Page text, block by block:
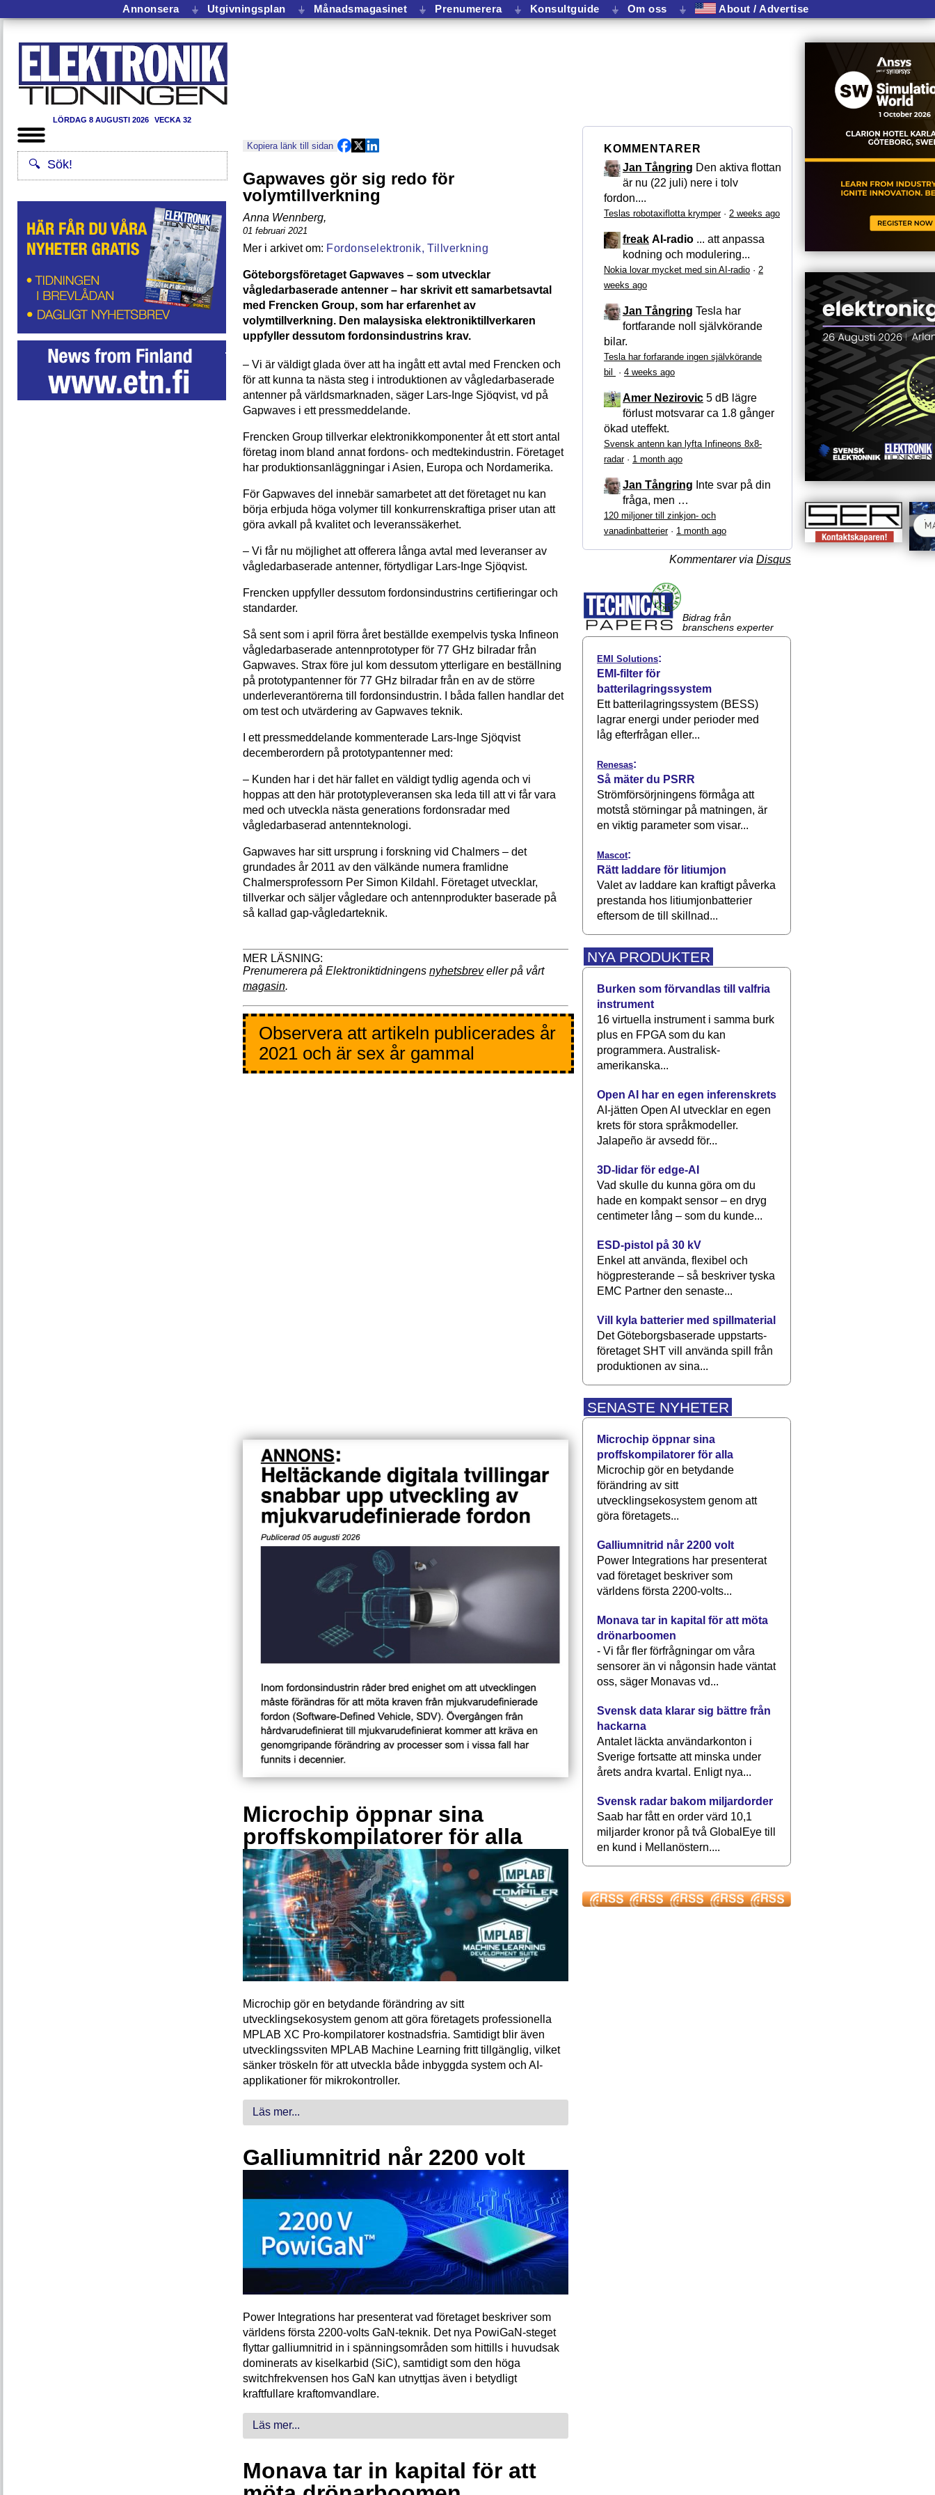
Annonsera ⏚ Utgivningsplan ⏚ Månadsmagasinet ⏚ Prenumerera ⏚ Konsultguide ⏚ Om oss ⏚ About / Advertise
LÖRDAG 8 AUGUSTI 2026 VECKA 32
Kopiera länk till sidan
Gapwaves gör sig redo för
volymtillverkning
Anna Wennberg,
01 februari 2021
Fordonselektronik, Tillverkning
Göteborgsföretaget Gapwaves – som utvecklar
vågledarbaserade antenner – har skrivit ett samarbetsavtal
med Frencken Group, som har erfarenhet av
volymtillverkning. Den malaysiska elektroniktillverkaren
uppfyller dessutom fordonsindustrins krav.
– Vi är väldigt glada över att ha ingått ett avtal med Frencken och
för att kunna ta nästa steg i introduktionen av vågledarbaserade
antenner på världsmarknaden, säger Lars-Inge Sjöqvist, vd på
Gapwaves i ett pressmeddelande.
Frencken Group tillverkar elektronikkomponenter åt ett stort antal
företag inom bland annat fordons- och medtekindustrin. Företaget
har produktionsanläggningar i Asien, Europa och Nordamerika.
För Gapwaves del innebär samarbetet att det företaget nu kan
börja erbjuda höga volymer till konkurrenskraftiga priser utan att
göra avkall på kvalitet och leveranssäkerhet.
– Vi får nu möjlighet att offerera långa avtal med leveranser av
vågledarbaserade antenner, förtydligar Lars-Inge Sjöqvist.
Frencken uppfyller dessutom fordonsindustrins certifieringar och
standarder.
Så sent som i april förra året beställde exempelvis tyska Infineon
vågledarbaserade antennprototyper för 77 GHz bilradar från
Gapwaves. Strax före jul kom dessutom ytterligare en beställning
på prototypantenner för 77 GHz bilradar från en av de större
underleverantörerna till fordonsindustrin. I båda fallen handlar det
om test och utvärdering av Gapwaves teknik.
I ett pressmeddelande kommenterade Lars-Inge Sjöqvist
decemberordern på prototypantenner med:
– Kunden har i det här fallet en väldigt tydlig agenda och vi
hoppas att den här prototypleveransen ska leda till att vi får vara
med och utveckla nästa generations fordonsradar med
vågledarbaserad antennteknologi.
Gapwaves har sitt ursprung i forskning vid Chalmers – det
grundades år 2011 av den välkände numera framlidne
Chalmersprofessorn Per Simon Kildahl. Företaget utvecklar,
tillverkar och säljer vågledare och antennprodukter baserade på
så kallad gap-vågledarteknik.
Prenumerera på Elektroniktidningens nyhetsbreveller på vårt
magasin.
Observera att artikeln publicerades år
2021 och är sex år gammal
Microchip öppnar sina
proffskompilatorer för alla
Microchip gör en betydande förändring av sitt
utvecklingsekosystem genom att göra företagets professionella
MPLAB XC Pro-kompilatorer kostnadsfria. Samtidigt blir även
utvecklingssviten MPLAB Machine Learning fritt tillgänglig, vilket
sänker tröskeln för att utveckla både inbyggda system och AI-
applikationer för mikrokontroller.
Läs mer...
Galliumnitrid når 2200 volt
Power Integrations har presenterat vad företaget beskriver som
världens första 2200-volts GaN-teknik. Det nya PowiGaN-steget
flyttar galliumnitrid in i spänningsområden som hittills i huvudsak
dominerats av kiselkarbid (SiC), samtidigt som den höga
switchfrekvensen hos GaN kan utnyttjas även i betydligt
kraftfullare kraftomvandlare.
Läs mer...
Monava tar in kapital för att
KOMMENTARER
Jan Tångring Den aktiva flottan
är nu (22 juli) nere i tolv
fordon....
Teslas robotaxiflotta krymper· 2 weeks ago
freak AI-radio ... att anpassa
kodning och modulering...
Nokia lovar mycket med sin AI-radio · 2
weeks ago
Jan Tångring Tesla har
fortfarande noll självkörande
bilar.
Tesla har forfarande ingen självkörande
bil
· 4 weeks ago
Amer Nezirovic 5 dB lägre
förlust motsvarar ca 1.8 gånger
ökad uteffekt.
Svensk antenn kan lyfta Infineons 8x8-
radar· 1 month ago
Jan Tångring Inte svar på din
fråga, men …
120 miljoner till zinkjon- och
vanadinbatterier· 1 month ago
Kommentarer via Disqus
Bidrag från
branschens experter
EMI Solutions:
EMI-filter för
batterilagringssystem
Ett batterilagringssystem (BESS)
lagrar energi under perioder med
låg efterfrågan eller...
Renesas:
Så mäter du PSRR
Strömförsörjningens förmåga att
motstå störningar på matningen, är
en viktig parameter som visar...
Mascot:
Rätt laddare för litiumjon
Valet av laddare kan kraftigt påverka
prestanda hos litiumjonbatterier
eftersom de till skillnad...
NYA PRODUKTER
Burken som förvandlas till valfria
instrument
16 virtuella instrument i samma burk
plus en FPGA som du kan
programmera. Australisk-
amerikanska...
Open AI har en egen inferenskrets
AI-jätten Open AI utvecklar en egen
krets för stora språkmodeller.
Jalapeño är avsedd för...
3D-lidar för edge-AI
Vad skulle du kunna göra om du
hade en kompakt sensor – en dryg
centimeter lång – som du kunde...
ESD-pistol på 30 kV
Enkel att använda, flexibel och
högpresterande – så beskriver tyska
EMC Partner den senaste...
Vill kyla batterier med spillmaterial
Det Göteborgsbaserade upp­starts­
företaget SHT vill använda spill från
produktionen av sina...
SENASTE NYHETER
Microchip öppnar sina
proffskompilatorer för alla
Microchip gör en betydande
förändring av sitt
utvecklingsekosystem genom att
göra företagets...
Galliumnitrid når 2200 volt
Power Integrations har presenterat
vad företaget beskriver som
världens första 2200-volts...
Monava tar in kapital för att möta
drönarboomen
- Vi får fler förfrågningar om våra
sensorer än vi någonsin hade väntat
oss, säger Monavas vd...
Svensk data klarar sig bättre från
hackarna
Antalet läckta användarkonton i
Sverige fortsatte att minska under
årets andra kvartal. Enligt nya...
Svensk radar bakom miljardorder
Saab har fått en order värd 10,1
miljarder kronor på två GlobalEye till
en kund i Mellanöstern....